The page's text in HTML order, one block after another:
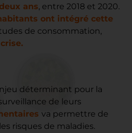
ans, entre 2018 et 2020.
ont intégré cette
de consommation,
déterminant pour la
de leurs
va permettre de
risques de maladies.